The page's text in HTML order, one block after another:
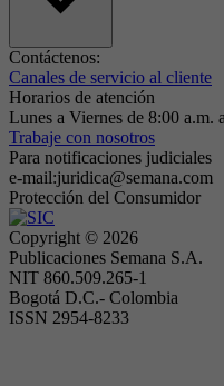
Contáctenos:
Canales de servicio al cliente
Horarios de atención
Lunes a Viernes de 8:00 a.m.
Trabaje con nosotros
Para notificaciones judiciales
e-mail:juridica@semana.com
Protección del Consumidor
Copyright © 2026
Publicaciones Semana S.A.
NIT 860.509.265-1
Bogotá D.C.- Colombia
ISSN 2954-8233